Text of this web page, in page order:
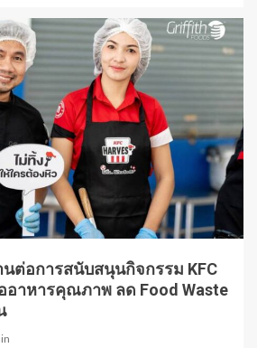
ต่อการสนับสนุนกิจกรรม KFC
อาหารคุณภาพ ลด Food Waste